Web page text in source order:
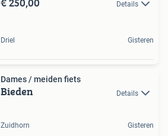
Details
Driel Gisteren
Dames / meiden fiets
Bieden Details
Zuidhorn Gisteren